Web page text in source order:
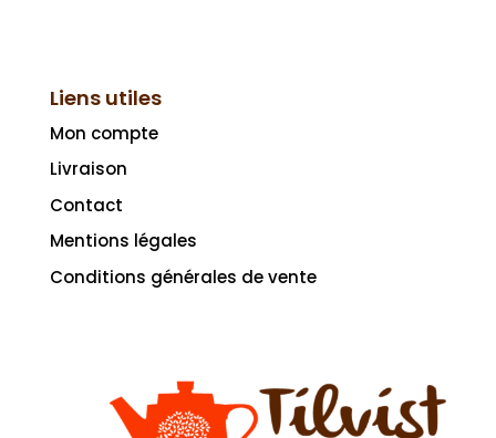
Liens utiles
Mon compte
Livraison
Contact
Mentions légales
Conditions générales de vente